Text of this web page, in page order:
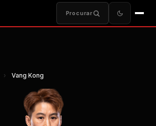
Procurar
› Vang Kong